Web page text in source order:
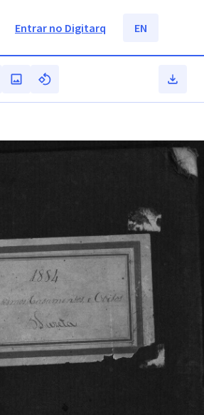
Entrar no Digitarq EN